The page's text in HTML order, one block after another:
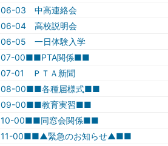
06-03 中高連絡会
06-04 高校説明会
06-05 一日体験入学
07-00■■PTA関係■■
07-01 ＰＴＡ新聞
08-00■■各種届様式■■
09-00■■教育実習■■
10-00■■同窓会関係■■
11-00■■▲緊急のお知らせ▲■■